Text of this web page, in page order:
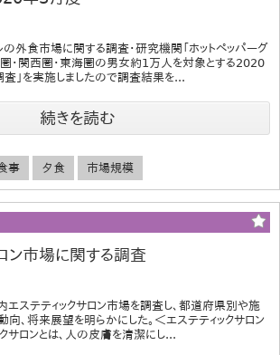
の外食市場に関する調査・研究機関「ホットペッパーグ
圏・関西圏・東海圏の男女約1万人を対象とする2020
」を実施しましたので調査結果を...
続きを読む
事 夕食 市場規模
ン市場に関する調査
ステティックサロン市場を調査し、都道府県別や施
、将来展望を明らかにした。＜エステティックサロン
サロンとは、人の皮膚を清潔にし...